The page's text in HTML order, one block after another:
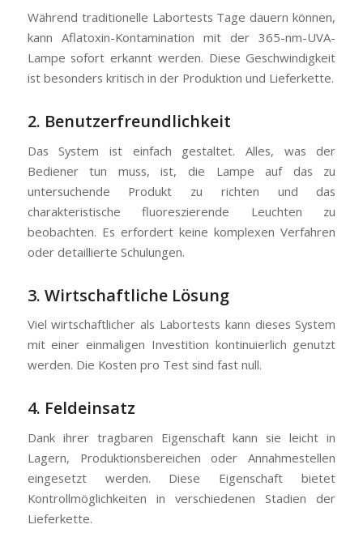
Während traditionelle Labortests Tage dauern können,
kann Aflatoxin-Kontamination mit der 365-nm-UVA-
Lampe sofort erkannt werden. Diese Geschwindigkeit
ist besonders kritisch in der Produktion und Lieferkette.
2. Benutzerfreundlichkeit
Das System ist einfach gestaltet. Alles, was der
Bediener tun muss, ist, die Lampe auf das zu
untersuchende Produkt zu richten und das
charakteristische fluoreszierende Leuchten zu
beobachten. Es erfordert keine komplexen Verfahren
oder detaillierte Schulungen.
3. Wirtschaftliche Lösung
Viel wirtschaftlicher als Labortests kann dieses System
mit einer einmaligen Investition kontinuierlich genutzt
werden. Die Kosten pro Test sind fast null.
4. Feldeinsatz
Dank ihrer tragbaren Eigenschaft kann sie leicht in
Lagern, Produktionsbereichen oder Annahmestellen
eingesetzt werden. Diese Eigenschaft bietet
Kontrollmöglichkeiten in verschiedenen Stadien der
Lieferkette.